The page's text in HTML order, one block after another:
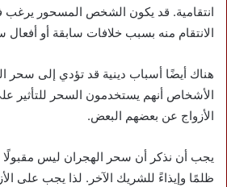
انتقامية. قد يكون الشخص المسحور يرغب
الانتقام منه بسبب خلافات سابقة أو أفعال
هناك أيضًا أسباب دينية قد تؤدي إلى سحر
الأشخاص أنهم يستخدمون السحر للتأثير
الأزواج عن بعضهم البعض.
يجب أن نذكر أن سحر الهجران ليس مقبولًا
ظلمًا وإيذاءً للشريك الآخر. لذا يجب على